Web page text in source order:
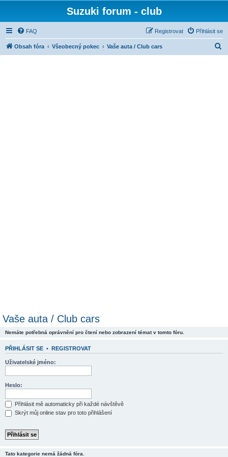
Suzuki forum - club
FAQ Přihlásit se
Registrovat
Obsah fóra Všeobecný pokec Vaše auta / Club cars
Vaše auta / Club cars
Nemáte potřebná oprávnění pro čtení nebo zobrazení témat v tomto fóru.
PŘIHLÁSIT SE • REGISTROVAT
Uživatelské jméno:
Heslo:
Přihlásit mě automaticky při každé návštěvě
Skrýt můj online stav pro toto přihlášení
Tato kategorie nemá žádná fóra.